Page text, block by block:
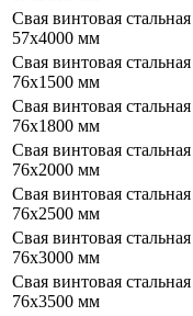
Свая винтовая стальная
57х4000 мм
Свая винтовая стальная
76х1500 мм
Свая винтовая стальная
76х1800 мм
Свая винтовая стальная
76х2000 мм
Свая винтовая стальная
76х2500 мм
Свая винтовая стальная
76х3000 мм
Свая винтовая стальная
76х3500 мм